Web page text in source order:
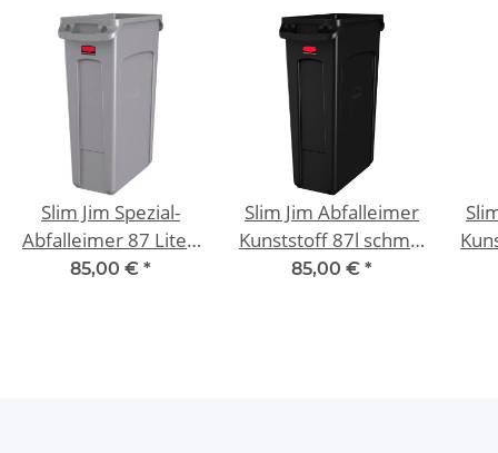
Slim Jim Spezial-
Abfalleimer 87 Liter,
Grau
85,00 € *
Slim Jim Abfalleimer
Kunststoff 87l schmal
Schwarz
85,00 € *